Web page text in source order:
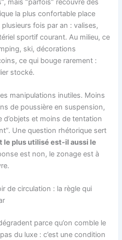
mais “parfois” recouvre des
la plus confortable place
fois par an : valises,
sportif courant. Au milieu, ce
ski, décorations
ce qui bouge rarement :
stocké.
manipulations inutiles. Moins
de poussière en suspension,
et moins de tentation
Une question rhétorique sert
le plus utilisé est-il aussi le
est non, le zonage est à
de circulation : la règle qui
parce qu’on comble le
du luxe : c’est une condition